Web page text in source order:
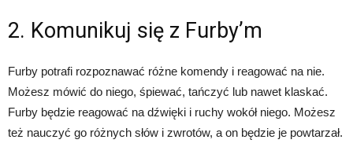
2. Komunikuj się z Furby’m
Furby potrafi rozpoznawać różne komendy i reagować na nie.
Możesz mówić do niego, śpiewać, tańczyć lub nawet klaskać.
Furby będzie reagować na dźwięki i ruchy wokół niego. Możesz
też nauczyć go różnych słów i zwrotów, a on będzie je powtarzał.